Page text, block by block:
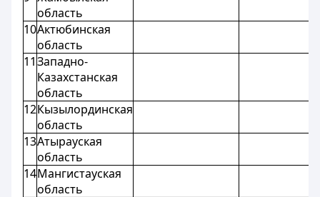
область
10Актюбинская
область
11Западно-
Казахстанская
область
12Кызылординская
область
13Атырауская
область
14Мангистауская
область